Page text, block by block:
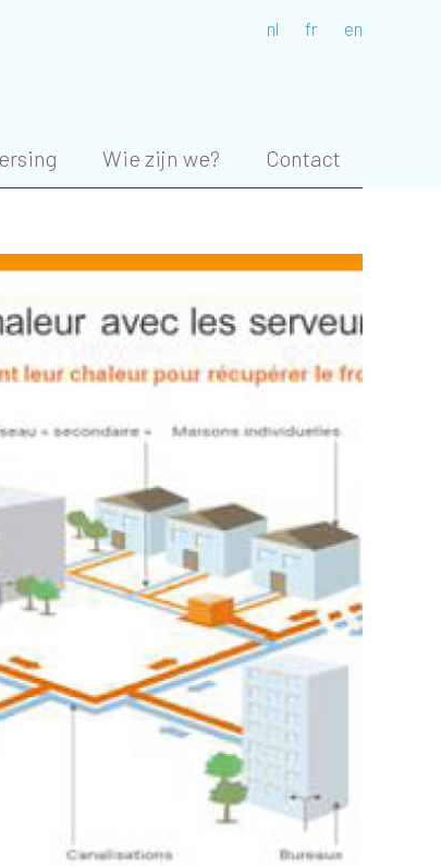
nl fr en
Wie zijn we? Contact